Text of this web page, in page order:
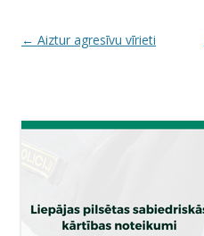
P
← Aiztur agresīvu vīrieti